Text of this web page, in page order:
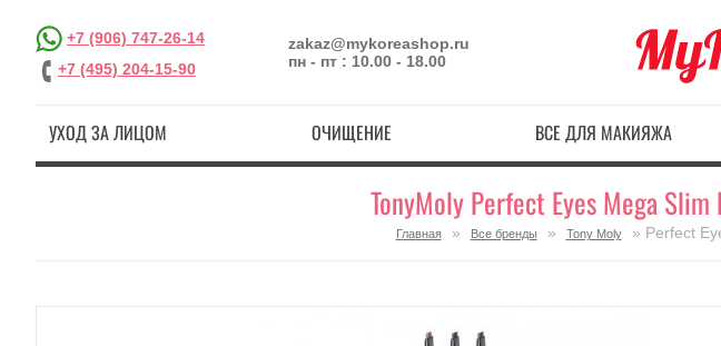
+7 (906) 747-26-14
+7 (495) 204-15-90
zakaz@mykoreashop.ru
пн - пт : 10.00 - 18.00
УХОД ЗА ЛИЦОМ ОЧИЩЕНИЕ ВСЕ ДЛЯ МАКИЯЖА
TonyMoly Perfect Eyes Mega
Главная » Все бренды » Tony Moly » Perfect